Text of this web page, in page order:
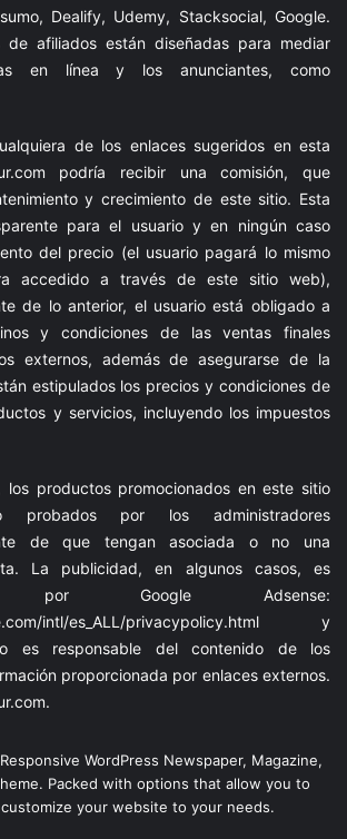
Dealify, Udemy, Stacksocial, Google.
de afiliados están diseñadas para mediar
en línea y los anunciantes, como
de los enlaces sugeridos en esta
podría recibir una comisión, que
y crecimiento de este sitio. Esta
para el usuario y en ningún caso
del precio (el usuario pagará lo mismo
accedido a través de este sitio web),
de lo anterior, el usuario está obligado a
y condiciones de las ventas finales
externos, además de asegurarse de la
estipulados los precios y condiciones de
y servicios, incluyendo los impuestos
los productos promocionados en este sitio
por los administradores
de que tengan asociada o no una
La publicidad, en algunos casos, es
por Google Adsense:
intl/es_ALL/privacypolicy.html y
es responsable del contenido de los
proporcionada por enlaces externos.
.
WordPress Newspaper, Magazine,
Packed with options that allow you to
your website to your needs.